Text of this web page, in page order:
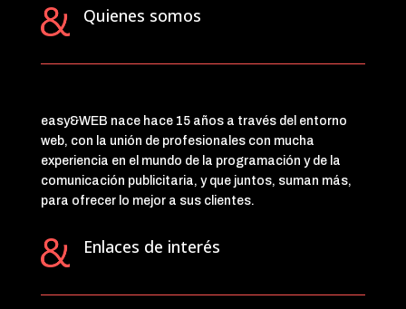
Quienes somos
easy&WEB nace hace 15 años a través del entorno
web, con la unión de profesionales con mucha
experiencia en el mundo de la programación y de la
comunicación publicitaria, y que juntos, suman más,
para ofrecer lo mejor a sus clientes.
Enlaces de interés